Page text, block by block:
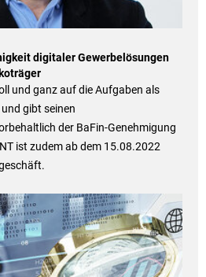
digitaler Gewerbelösungen
und ganz auf die Aufgaben als
gibt seinen
der BaFin-Genehmigung
ist zudem ab dem 15.08.2022